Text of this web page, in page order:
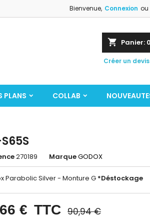
Bienvenue, Connexion ou
shopping_cart Panier: 0
Créer un
PLANS COLLAB
270189 MarqueGODOX
Parabolic Silver - Monture G *Déstockage
€ TTC 90,94 €